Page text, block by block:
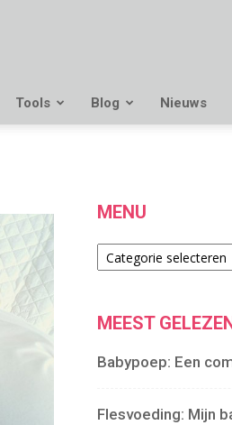
Tools Blog Nieuws
MENU
Menu
MEEST
Babypoep: Een
Flesvoeding: Mijn